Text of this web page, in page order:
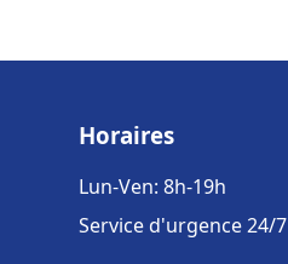
Horaires
Lun-Ven: 8h-19h
Service d'urgence 24/7